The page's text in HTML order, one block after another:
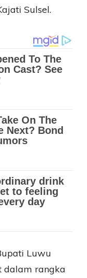
Sulsel.
Luwu
dalam rangka